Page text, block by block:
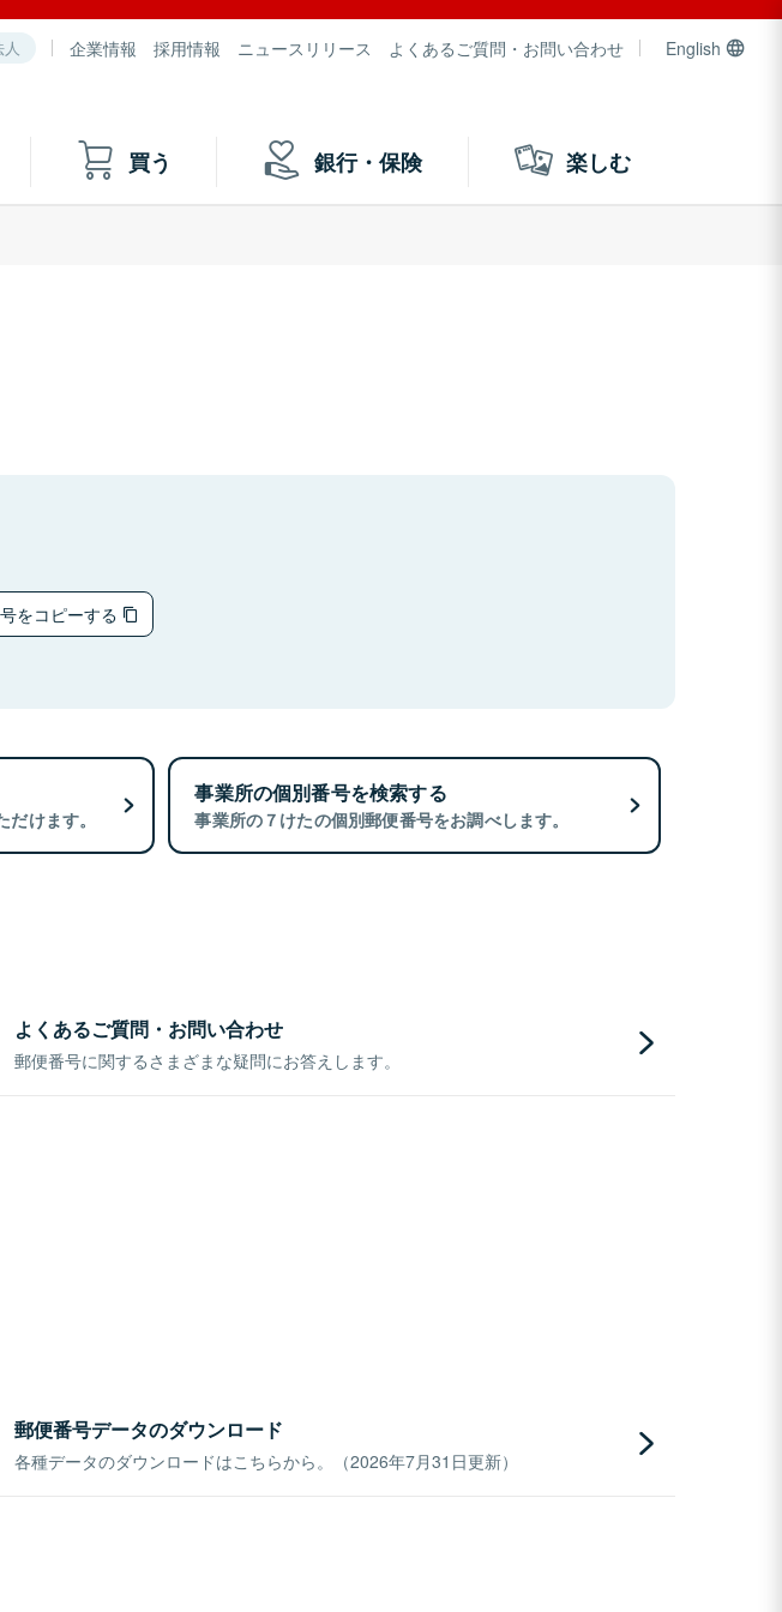
人 企業情報 採用情報 ニュースリリース よくあるご質問・お問い合わせ English
買う 銀行・保険 楽しむ
をコピーする
けます。
事業所の個別番号を検索する
事業所の７けたの個別郵便番号をお調べします。
よくあるご質問・お問い合わせ
郵便番号に関するさまざまな疑問にお答えします。
郵便番号データのダウンロード
各種データのダウンロードはこちらから。（2026年7月31日更新）